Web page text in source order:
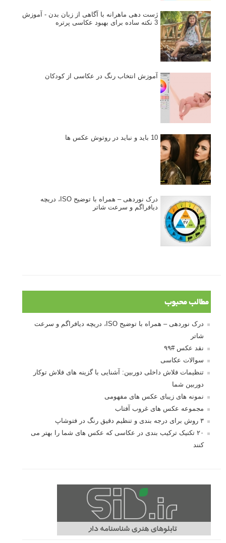
ژست دهی ماهرانه با آگاهی از زبان بدن - آموزش
3 نکته ساده برای بهبود عکاسی پرتره
آموزش انتخاب رنگ در عکاسی از کودکان
10 باید و نباید در روتوش عکس ها
درک نوردهی – همراه با توضیح ISO، دریچه
دیافراگم و سرعت شاتر
مطالب محبوب
درک نوردهی – همراه با توضیح ISO، دریچه دیافراگم و سرعت
شاتر
نقد عکس #۹۹
سوالات عکاسی
تنظیمات فلاش داخلی دوربین: آشنایی با گزینه های فلاش توکار
دوربین شما
نمونه های زیبای عکس های مفهومی
مجموعه عکس های غروب آفتاب
۳ روش برای درجه بندی و تنظیم دقیق رنگ در فتوشاپ
۲۰ تکنیک ترکیب بندی در عکاسی که عکس های شما را بهتر می
کنند